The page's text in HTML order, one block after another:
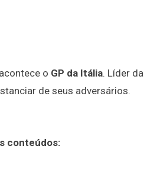
o GP da Itália. Líder da
de seus adversários.
conteúdos: